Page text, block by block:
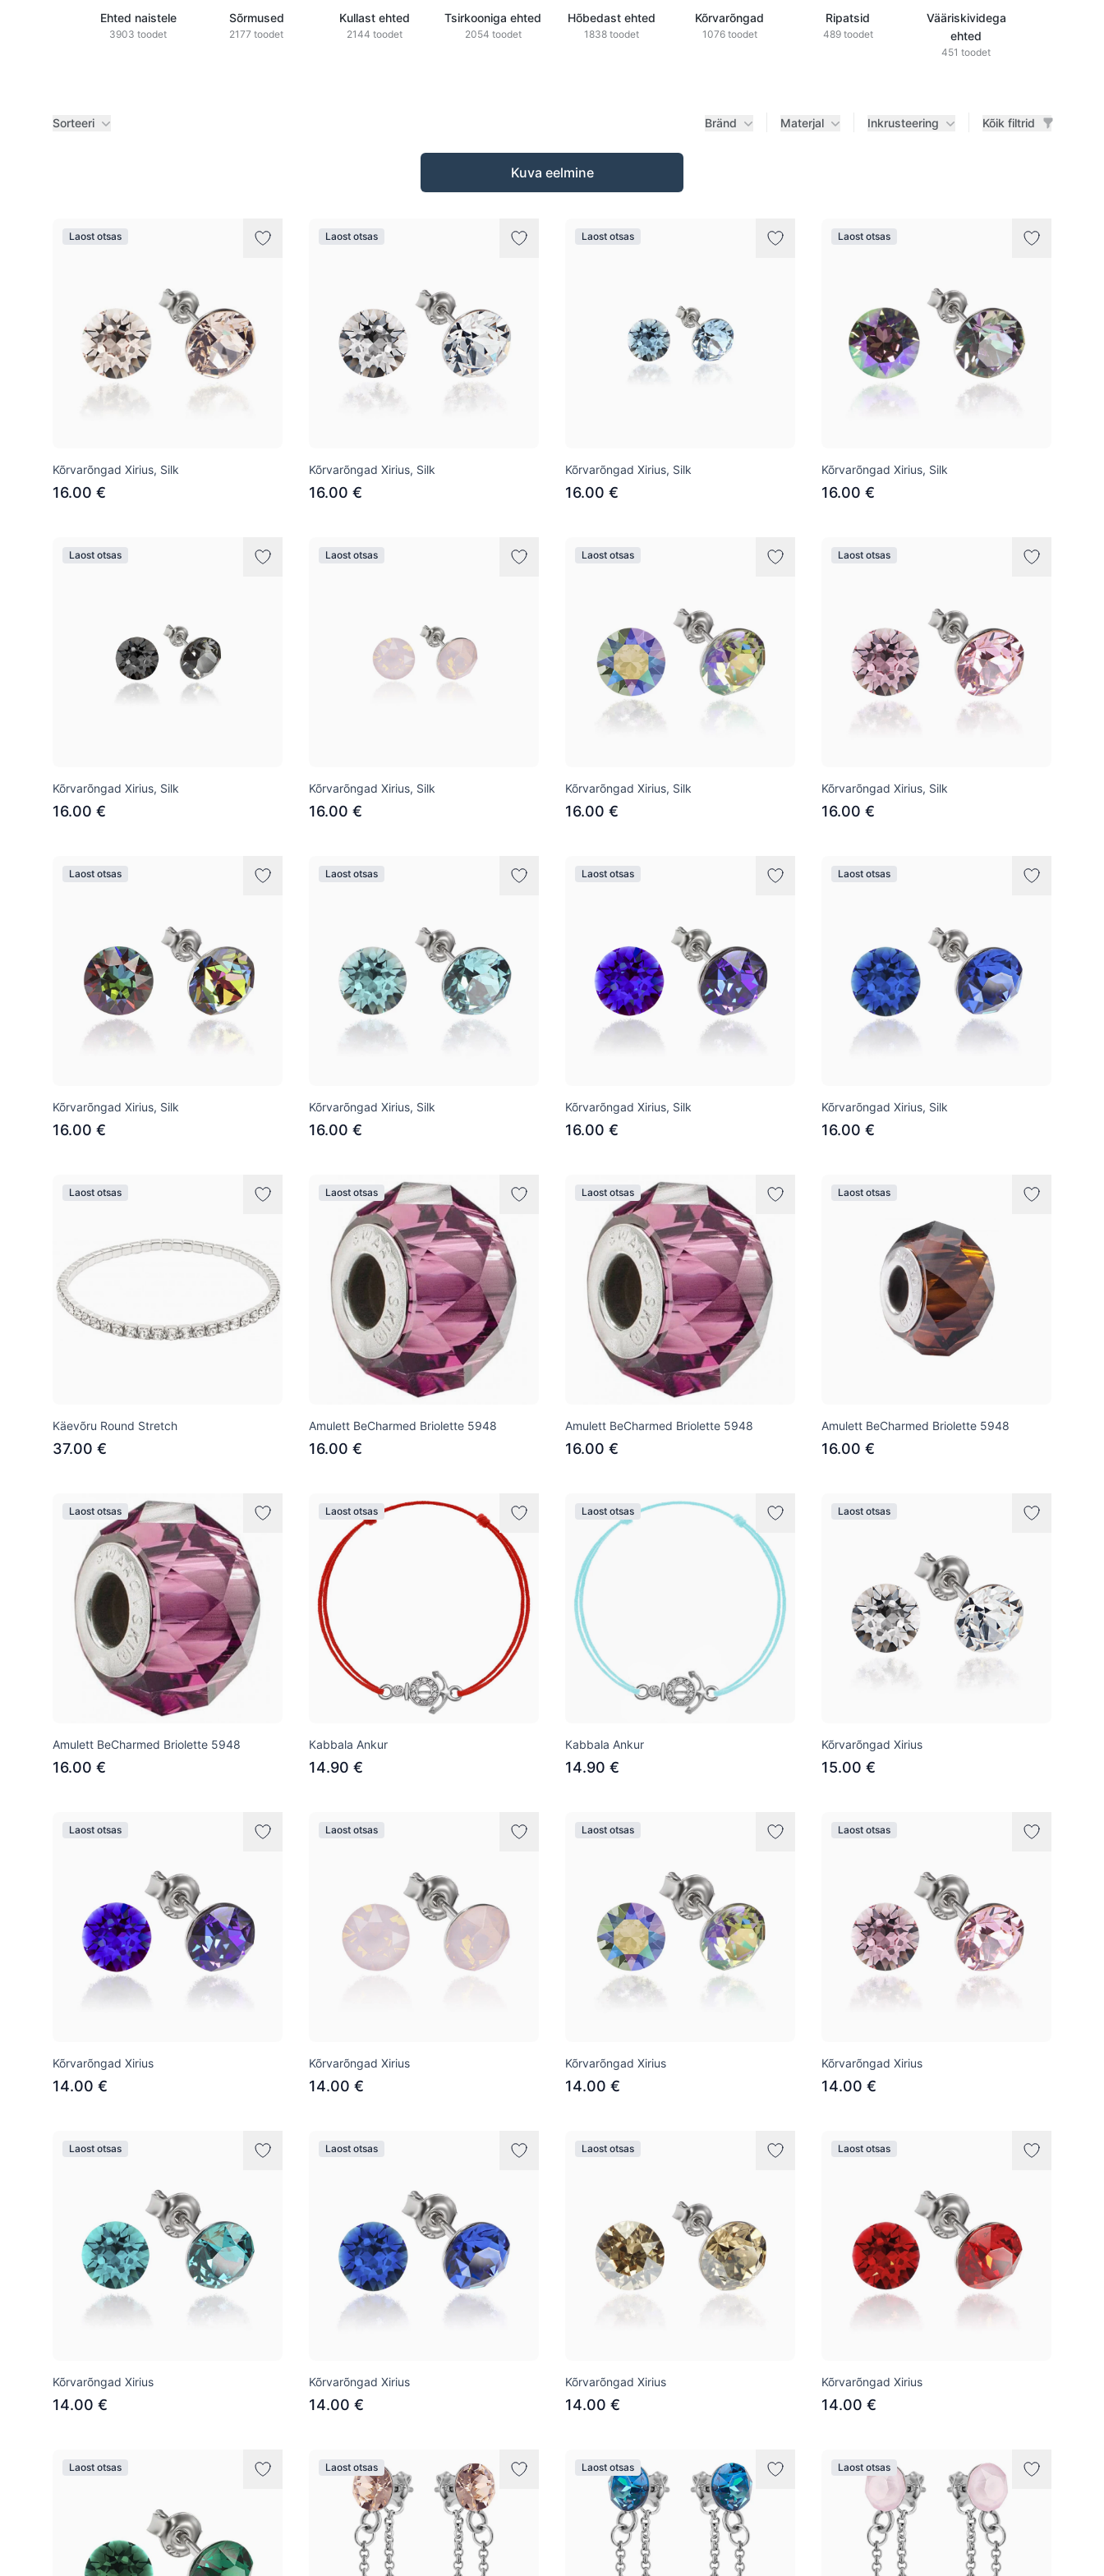
Ehted naistele
3903 toodet
Sõrmused
2177 toodet
Kullast ehted
2144 toodet
Tsirkooniga ehted
2054 toodet
Hõbedast ehted
1838 toodet
Kõrvarõngad
1076 toodet
Ripatsid
489 toodet
Vääriskividega
ehted
451 toodet
Sorteeri Bränd Materjal Inkrusteering Kõik filtrid
Kuva eelmine
Laost otsas
Kõrvarõngad Xirius, Silk
16.00 €
Laost otsas
Kõrvarõngad Xirius, Silk
16.00 €
Laost otsas
Kõrvarõngad Xirius, Silk
16.00 €
Laost otsas
Kõrvarõngad Xirius, Silk
16.00 €
Laost otsas
Kõrvarõngad Xirius, Silk
16.00 €
Laost otsas
Kõrvarõngad Xirius, Silk
16.00 €
Laost otsas
Kõrvarõngad Xirius, Silk
16.00 €
Laost otsas
Kõrvarõngad Xirius, Silk
16.00 €
Laost otsas
Kõrvarõngad Xirius, Silk
16.00 €
Laost otsas
Kõrvarõngad Xirius, Silk
16.00 €
Laost otsas
Kõrvarõngad Xirius, Silk
16.00 €
Laost otsas
Kõrvarõngad Xirius, Silk
16.00 €
Laost otsas
Käevõru Round Stretch
37.00 €
Laost otsas
Amulett BeCharmed Briolette 5948
16.00 €
Laost otsas
Amulett BeCharmed Briolette 5948
16.00 €
Laost otsas
Amulett BeCharmed Briolette 5948
16.00 €
Laost otsas
Amulett BeCharmed Briolette 5948
16.00 €
Laost otsas
Кabbala Ankur
14.90 €
Laost otsas
Кabbala Ankur
14.90 €
Laost otsas
Kõrvarõngad Xirius
15.00 €
Laost otsas
Kõrvarõngad Xirius
14.00 €
Laost otsas
Kõrvarõngad Xirius
14.00 €
Laost otsas
Kõrvarõngad Xirius
14.00 €
Laost otsas
Kõrvarõngad Xirius
14.00 €
Laost otsas
Kõrvarõngad Xirius
14.00 €
Laost otsas
Kõrvarõngad Xirius
14.00 €
Laost otsas
Kõrvarõngad Xirius
14.00 €
Laost otsas
Kõrvarõngad Xirius
14.00 €
Laost otsas Laost otsas Laost otsas Laost otsas